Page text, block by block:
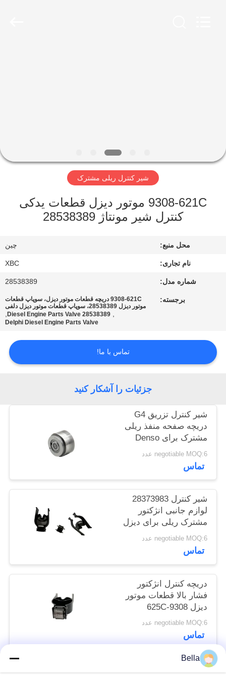
های
کارخانه
کنترل
ما
تماس
اخبار
نقشه
سایت
PRIVACY
POLICY
شیر کنترل ریلی مشترک
9308-621C موتور دیزل قطعات یدکی
کنترل شیر مونتاژ 28538389
محل منبع: چین
نام تجاری: XBC
شماره مدل: 28538389
برجسته:
9308-621C دریچه قطعات موتور دیزل، سوپاپ قطعات
موتور دیزل 28538389، سوپاپ قطعات موتور دیزل دلفی
,
28538389 Diesel Engine Parts Valve
,
Delphi Diesel Engine Parts Valve
تماس با ما!
جزئیات را آشکار کنید
شیر کنترل تزریق G4
دریچه صفحه منفذ ریلی
مشترک برای Denso
Piezo
negotiable MOQ:6 عدد
تماس
شیر کنترل 28373983
لوازم جانبی انژکتور
مشترک ریلی برای دیزل
625C
negotiable MOQ:6 عدد
تماس
دریچه کنترل انژکتور
فشار بالا قطعات موتور
دیزل 9308-625C
28394612
negotiable MOQ:6 عدد
تماس
Bella